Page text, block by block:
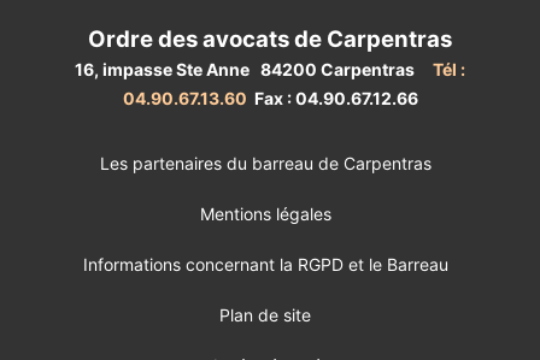
Ordre des avocats de Carpentras
16, impasse Ste Anne 84200 Carpentras
Tél :
04.90.67.13.60 Fax : 04.90.67.12.66
Les partenaires du barreau de Carpentras
Mentions légales
Informations concernant la RGPD et le Barreau
Plan de site